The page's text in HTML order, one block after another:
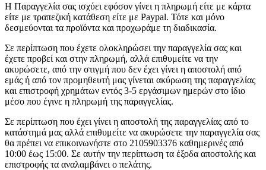
Η Παραγγελία σας ισχύει εφόσον γίνει η πληρωμή είτε με κάρτα
είτε με τραπεζική κατάθεση είτε με Paypal. Τότε και μόνο
δεσμεύονται τα προϊόντα και προχωράμε τη διαδικασία.
Σε περίπτωση που έχετε ολοκληρώσει την παραγγελία σας και
έχετε προβεί και στην πληρωμή, αλλά επιθυμείτε να την
ακυρώσετε, από την στιγμή που δεν έχει γίνει η αποστολή από
εμάς ή από τον προμηθευτή μας γίνεται ακύρωση της παραγγελίας
και επιστροφή χρημάτων εντός 3-5 εργάσιμων ημερών στο ίδιο
μέσο που έγινε η πληρωμή της παραγγελίας.
Σε περίπτωση που έχει γίνει η αποστολή της παραγγελίας από το
κατάστημά μας αλλά επιθυμείτε να ακυρώσετε την παραγγελία σας
θα πρέπει να επικοινωνήστε στο 2105903376 καθημερινές από
10:00 έως 15:00. Σε αυτήν την περίπτωση τα έξοδα αποστολής και
επιστροφής τα αναλαμβάνει ο πελάτης.